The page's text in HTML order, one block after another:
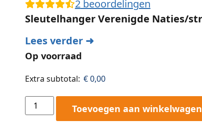
2beoordelingen
Sleutelhanger Verenigde Naties/
Lees verder ➜
Op voorraad
Extra subtotal: €0,00
Toevoegen aan winkelwagen